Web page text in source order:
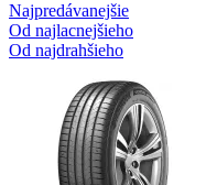
Najpredávanejšie
Od najlacnejšieho
Od najdrahšieho